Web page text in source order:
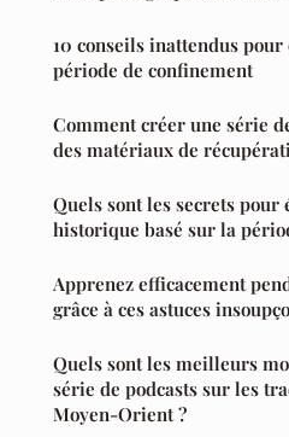
10 conseils inattendus
période de confinement
Comment créer une série
des matériaux de
Quels sont les secrets
historique basé sur la
Apprenez efficacement
grâce à ces astuces
Quels sont les meilleurs
série de podcasts sur les
Moyen-Orient ?